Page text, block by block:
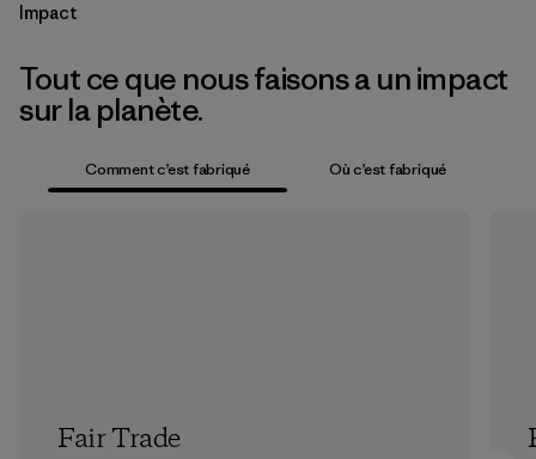
Impact
Tout ce que nous faisons a un impact
sur la planète.
Comment c’est fabriqué Où c’est fabriqué
Fair Trade